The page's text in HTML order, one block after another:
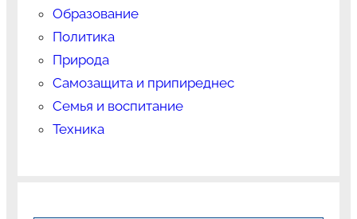
Образование
Политика
Природа
Самозащита и припиреднес
Семья и воспитание
Техника